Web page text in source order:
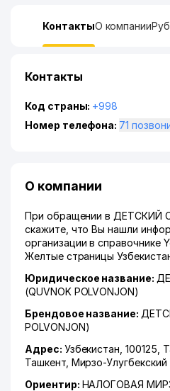
КонтактыО компании
Контакты
Код страны: +998
Номер телефона:
71
О компании
При обращении в ДЕТСКИЙ
скажите, что Вы нашли
организации в справочнике
Желтые страницы
Юридическое название:
(QUVNOK POLVONJON)
Брендовое название:
POLVONJON)
Адрес: Узбекистан, 100125,
Ташкент, Мирзо-Улугбекский
Ориентир: НАЛОГОВАЯ